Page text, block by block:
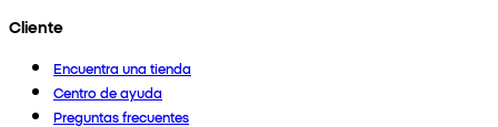
Cliente
Encuentra una tienda
Centro de ayuda
Preguntas frecuentes